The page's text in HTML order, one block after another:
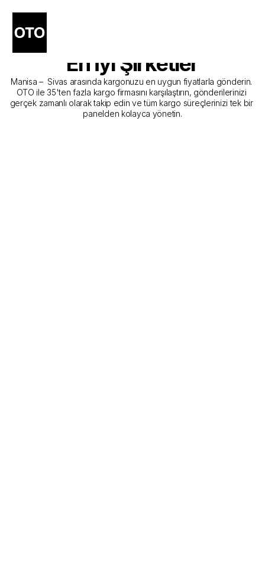
Manisa - Sivas Kargo
Gönderim Hizmeti Sunan
En İyi Şirketler
Manisa –  Sivas arasında kargonuzu en uygun fiyatlarla gönderin.
OTO ile 35'ten fazla kargo firmasını karşılaştırın, gönderilerinizi
gerçek zamanlı olarak takip edin ve tüm kargo süreçlerinizi tek bir
panelden kolayca yönetin.